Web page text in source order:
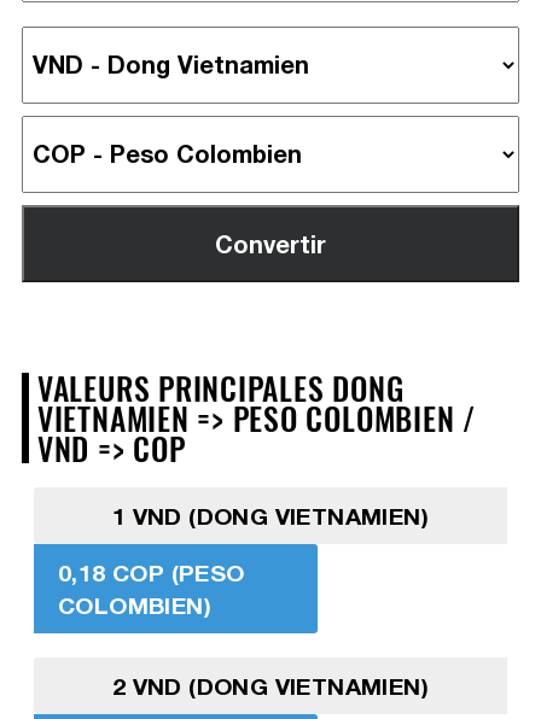
VALEURS PRINCIPALES DONG
VIETNAMIEN => PESO COLOMBIEN /
VND => COP
1 VND (DONG VIETNAMIEN)
0,18 COP (PESO
COLOMBIEN)
2 VND (DONG VIETNAMIEN)